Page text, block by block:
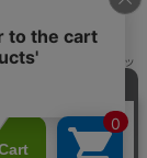
の全部または一部をアツ
とを禁じます。